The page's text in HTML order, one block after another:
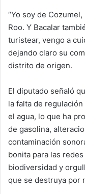
“Yo soy de
Roo. Y Bacalar
turistear, vengo a
dejando claro su
distrito de origen.
El diputado señaló
la falta de
el agua, lo que ha
de gasolina,
contaminación
bonita para las
biodiversidad y
que se destruya por